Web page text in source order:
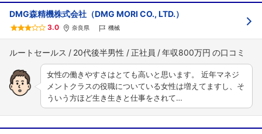
DMG森精機株式会社（DMG MORI CO., LTD.）
3.0 奈良県 機械
ルートセールス 20代後半男性 正社員 年収800万円
女性の働きやすさはとても高いと思います。 近年マネジ
メントクラスの役職についている女性は増えてますし、そ
ういう方ほど生き生きと仕事をされて…